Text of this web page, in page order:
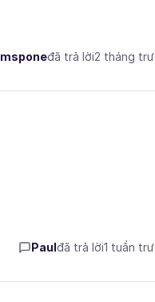
msponeđã trả lời2 tháng
Paulđã trả lời1 tuần